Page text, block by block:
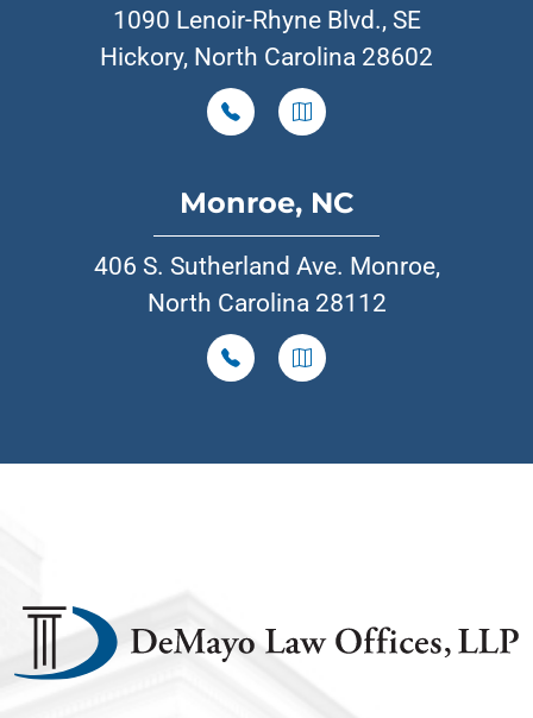
1090 Lenoir-Rhyne Blvd., SE
Hickory, North Carolina 28602
Monroe, NC
406 S. Sutherland Ave. Monroe,
North Carolina 28112